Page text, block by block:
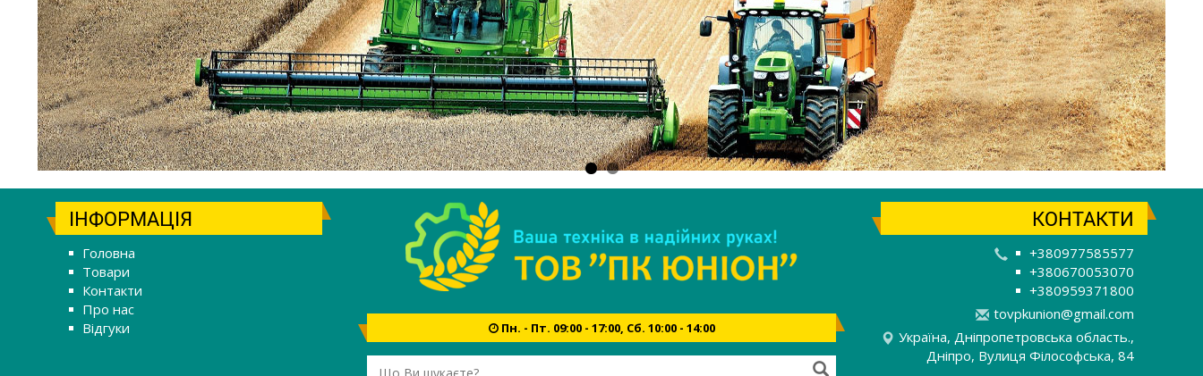
ІНФОРМАЦІЯ
Головна
Товари
Контакти
Про нас
Відгуки
Пн. - Пт. 09:00 - 17:00, Сб. 10:00 - 14:00
КОНТАКТИ
+380977585577
+380670053070
+380959371800
tovpkunion@gmail.com
Україна, Дніпропетровська область.,
Дніпро, Вулиця Філософська, 84